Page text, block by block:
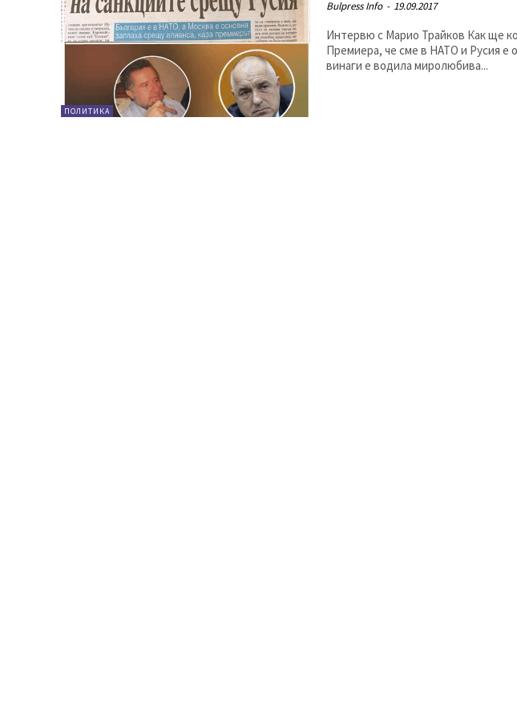
ПОЛИТИКА
Bulpress Info - 19.09.2017
Интервю с Марио Трайков Как ще коментирате думите на
Премиера, че сме в НАТО и Русия е
винаги е водила миролюбива...